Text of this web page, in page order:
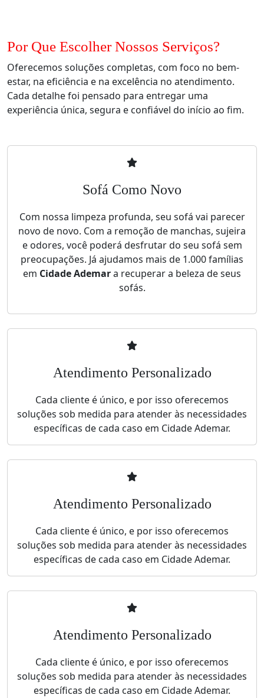
Por Que Escolher Nossos Serviços?
Oferecemos soluções completas, com foco no bem-
estar, na eficiência e na excelência no atendimento.
Cada detalhe foi pensado para entregar uma
experiência única, segura e confiável do início ao fim.
Sofá Como Novo
Com nossa limpeza profunda, seu sofá vai parecer
novo de novo. Com a remoção de manchas, sujeira
e odores, você poderá desfrutar do seu sofá sem
preocupações. Já ajudamos mais de 1.000 famílias
em Cidade Ademara recuperar a beleza de seus
sofás.
Atendimento Personalizado
Cada cliente é único, e por isso oferecemos
soluções sob medida para atender às necessidades
específicas de cada caso em Cidade Ademar.
Atendimento Personalizado
Cada cliente é único, e por isso oferecemos
soluções sob medida para atender às necessidades
específicas de cada caso em Cidade Ademar.
Atendimento Personalizado
Cada cliente é único, e por isso oferecemos
soluções sob medida para atender às necessidades
específicas de cada caso em Cidade Ademar.